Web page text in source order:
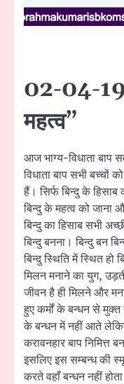
02-04-
महत्व”
आज भाग्य-विधाता बाप
विधाता बाप सभी बच्चों
हैं। सिर्फ बिन्दु के
बिन्दु के महत्व को
बिन्दु का हिसाब सभी
बिन्दु बनना। बिन्दु बन
बिन्दु स्थिति में स्थित हो
मिलन मनाने का युग,
जीवन है ही मिलने और
हुए कर्मों के बन्धन से मुक्त
के बन्धन में नहीं आते
करावनहार बाप निमित्त
इसलिए इस सम्बन्ध की
करते वहाँ बन्धन नहीं